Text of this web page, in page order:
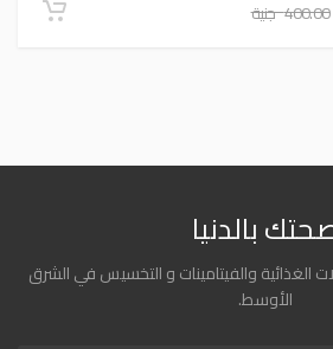
400.00 جنية
بالدنيا
الغذائية والفيتامينات و التخسيس في الشرق
الأوسط.